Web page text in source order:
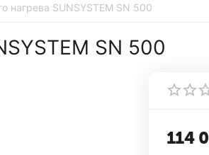
нагрева SUNSYSTEM SN 500
SN 500
114